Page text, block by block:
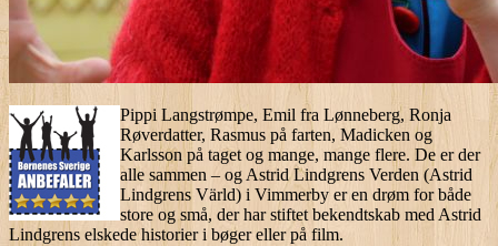
Pippi Langstrømpe, Emil fra Lønneberg, Ronja
Røverdatter, Rasmus på farten, Madicken og
Karlsson på taget og mange, mange flere. De er der
alle sammen – og Astrid Lindgrens Verden (Astrid
Lindgrens Värld) i Vimmerby er en drøm for både
store og små, der har stiftet bekendtskab med Astrid
Lindgrens elskede historier i bøger eller på film.